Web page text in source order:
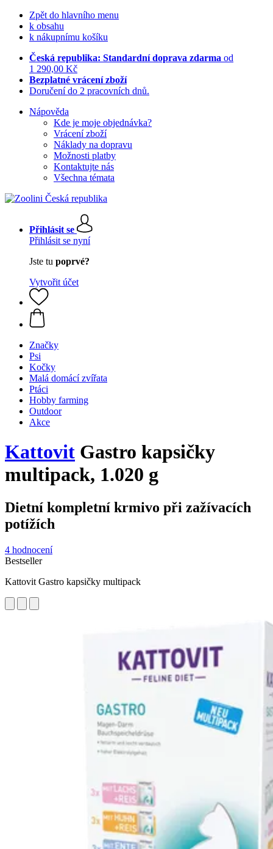
Zpět do hlavního menu
k obsahu
k nákupnímu košíku
Česká republika: Standardní doprava zdarma od
1 290,00 Kč
Bezplatné vrácení zboží
Doručení do 2 pracovních dnů.
Nápověda
Kde je moje objednávka?
Vrácení zboží
Náklady na dopravu
Možnosti platby
Kontaktujte nás
Všechna témata
Přihlásit se
Přihlásit se nyní
Jste tu poprvé?
Vytvořit účet
Značky
Psi
Kočky
Malá domácí zvířata
Ptáci
Hobby farming
Outdoor
Akce
Kattovit Gastro kapsičky
multipack, 1.020 g
Dietní kompletní krmivo při zažívacích
potížích
4 hodnocení
Bestseller
Kattovit Gastro kapsičky multipack